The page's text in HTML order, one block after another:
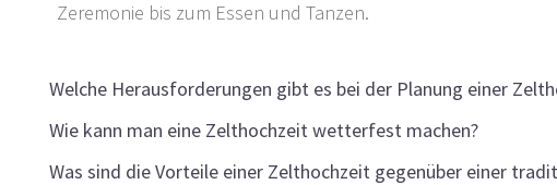
Zeremonie bis zum Essen und Tanzen.
Welche Herausforderungen gibt es bei der Planung einer
Wie kann man eine Zelthochzeit wetterfest machen?
Was sind die Vorteile einer Zelthochzeit gegenüber einer